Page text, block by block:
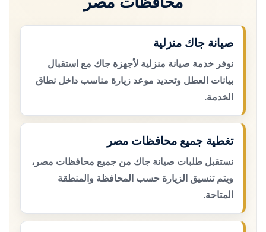
صيانة جاك منزلية
نوفر خدمة صيانة منزلية لأجهزة جاك مع استقبال
بيانات العطل وتحديد موعد زيارة مناسب داخل نطاق
الخدمة.
تغطية جميع محافظات مصر
نستقبل طلبات صيانة جاك من جميع محافظات مصر،
ويتم تنسيق الزيارة حسب المحافظة والمنطقة
المتاحة.